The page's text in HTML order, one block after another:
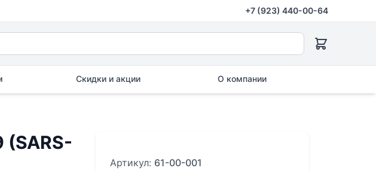
+7 (923) 440-00-64
Скидки и акции О компании
(SARS-
Артикул: 61-00-001